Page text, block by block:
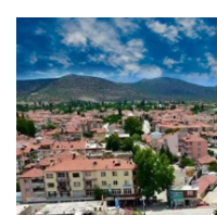
ANKARA
İZMİR
ADANA
ADIYAMAN
AFYONKARAHİSAR